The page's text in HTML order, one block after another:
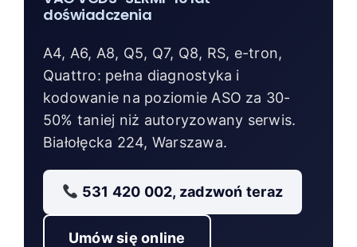
doświadczenia
A4, A6, A8, Q5, Q7, Q8, RS, e-tron,
Quattro: pełna diagnostyka i
kodowanie na poziomie ASO za 30-
50% taniej niż autoryzowany serwis.
Białołęcka 224, Warszawa.
531 420 002, zadzwoń teraz
Umów się online